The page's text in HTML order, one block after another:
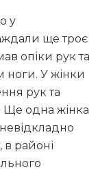
у
ще троє
опіки рук та
ноги. У жінки
рук та
Ще одна жінка
невідкладно
в районі